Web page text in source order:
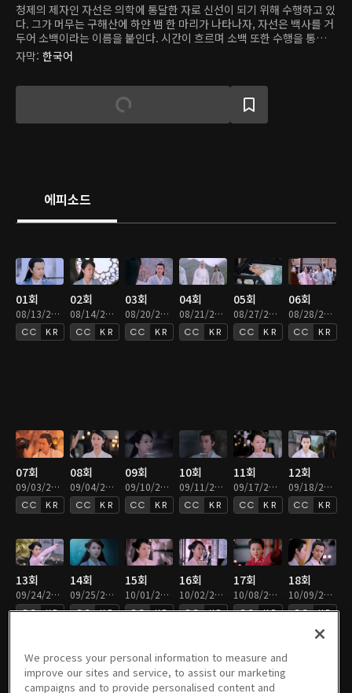
청제의 제자인 자선은 의학에 통달한 자로 신선이 되기 위해 수행하고 있
다. 그가 머무는 구해산에 하얀 뱀 한 마리가 나타나자, 자선은 백사를 거
두어 소백이라는 이름을 붙인다. 시간이 흐르며 소백 또한 수행을 통해
소녀로 변신할 수 있게 된다. 그러던 어느 날, 용왕의 아들 도철이 고대 괴
물인 흑교룡을 소환하여 세상을 혼란에 빠뜨린다. 자선과 그의 벗 능초는
희생한다. 그의 혼백이 사라지기 전, 지선은 소백에게 백요요라는 이름
을 주고 행복하게 살아야 한다고 당부한다. 하지만, 백요요는 사라진 자
선의 혼백을 불러 모으기 위해 천 년 동안 고군분투하고 있다. 백요요는
자막: 한국어
에피소드
01회
08/13/2021 • 46분
KR
02회
08/14/2021 • 46분
KR
03회
08/20/2021 • 46분
KR
04회
08/21/2021 • 46분
KR
05회
08/27/2021 • 46분
KR
06회
08/28/2021 • 46분
KR
07회
09/03/2021 • 46분
KR
08회
09/04/2021 • 46분
KR
09회
09/10/2021 • 46분
KR
10회
09/11/2021 • 46분
KR
11회
09/17/2021 • 46분
KR
12회
09/18/2021 • 46분
KR
13회
09/24/2021 • 46분
KR
14회
09/25/2021 • 46분
KR
15회
10/01/2021 • 46분
KR
16회
10/02/2021 • 46분
KR
17회
10/08/2021 • 46분
KR
18회
10/09/2021 • 43분
KR
19회 20회 21회 22회 23회
We process your personal information to measure and
improve our sites and service, to assist our marketing
campaigns and to provide personalised content and